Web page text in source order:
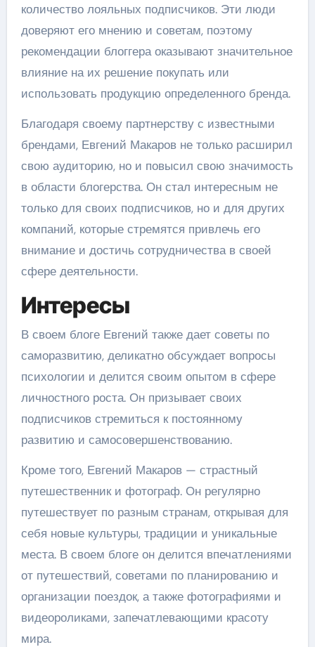
количество лояльных подписчиков. Эти люди
доверяют его мнению и советам, поэтому
рекомендации блоггера оказывают значительное
влияние на их решение покупать или
использовать продукцию определенного бренда.
Благодаря своему партнерству с известными
брендами, Евгений Макаров не только расширил
свою аудиторию, но и повысил свою значимость
в области блогерства. Он стал интересным не
только для своих подписчиков, но и для других
компаний, которые стремятся привлечь его
внимание и достичь сотрудничества в своей
сфере деятельности.
Интересы
В своем блоге Евгений также дает советы по
саморазвитию, деликатно обсуждает вопросы
психологии и делится своим опытом в сфере
личностного роста. Он призывает своих
подписчиков стремиться к постоянному
развитию и самосовершенствованию.
Кроме того, Евгений Макаров — страстный
путешественник и фотограф. Он регулярно
путешествует по разным странам, открывая для
себя новые культуры, традиции и уникальные
места. В своем блоге он делится впечатлениями
от путешествий, советами по планированию и
организации поездок, а также фотографиями и
видеороликами, запечатлевающими красоту
мира.